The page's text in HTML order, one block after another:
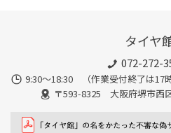
タイヤ
072-272-
9:30〜18:30 （作業受付終了は17
〒593-8325 大阪府堺市西